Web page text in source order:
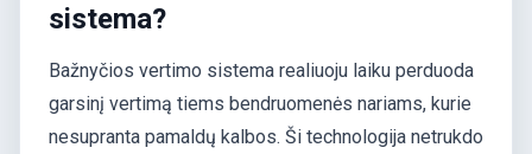
sistema?
Bažnyčios vertimo sistema realiuoju laiku perduoda
garsinį vertimą tiems bendruomenės nariams, kurie
nesupranta pamaldų kalbos. Ši technologija netrukdo